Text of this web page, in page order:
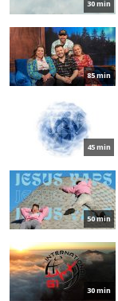
30 min
85 min
45 min
50 min
30 min